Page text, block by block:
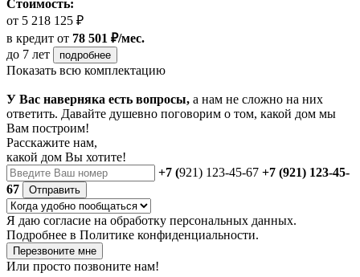
Стоимость:
от 5 218 125 ₽
в кредит от 78 501 ₽/мес.
до 7 лет
подробнее
Показать всю комплектацию
У Вас наверняка есть вопросы, а нам не сложно на них
ответить. Давайте душевно поговорим о том, какой дом мы
Вам построим!
Расскажите нам,
какой дом Вы хотите!
+7 (921) 123-45-67 +7 (921) 123-45-
67
Отправить
Я даю согласие на обработку персональных данных.
Подробнее в Политике конфиденциальности.
Перезвоните мне
Или просто позвоните нам!